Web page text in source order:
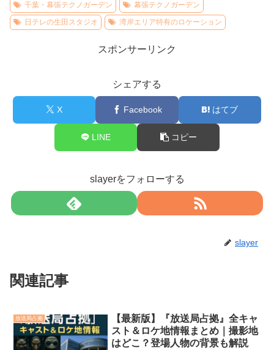
千葉・幕張テクノガーデン
幕張テクノガーデン
日テレの生田スタジオ
湾岸エリア特有のロケーション
スポンサーリンク
シェアする
X Facebook はてブ
LINE コピー
slayerをフォローする
slayer
関連記事
放送局占拠
【最新版】『放送局占拠』全キャ
スト＆ロケ地情報まとめ｜撮影地
はどこ？登場人物の背景も解説